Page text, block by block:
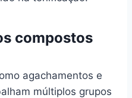
compostos
agachamentos e
múltiplos grupos